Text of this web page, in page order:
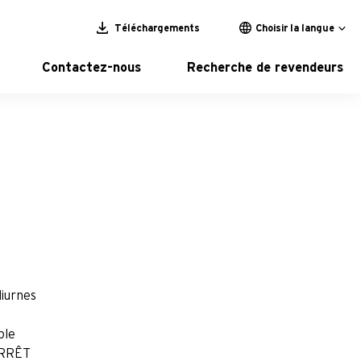
Téléchargements Choisir la langue
Contactez-nous Recherche de revendeurs